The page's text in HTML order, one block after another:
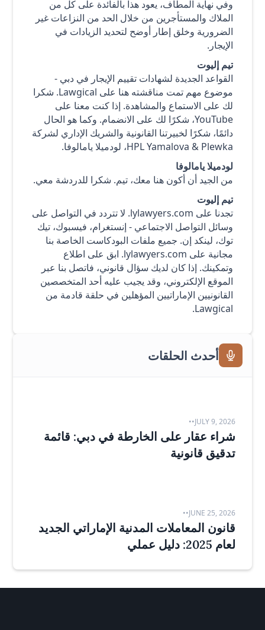
وفي نهاية المطاف، يعود هذا بالفائدة على كل من
الملاك والمستأجرين من خلال الحد من النزاعات غير
الضرورية وخلق إطار أوضح لتحديد الزيادات في
الإيجار.
تيم إليوت
القواعد الجديدة لشهادات تقييم الإيجار في دبي -
موضوع مهم تمت مناقشته هنا على Lawgical. شكرا
لك على الاستماع والمشاهدة. إذا كنت معنا على
YouTube، شكرًا لك على الانضمام. وكما هو الحال
دائمًا، شكرًا لخبيرتنا القانونية والشريك الإداري لشركة
HPL Yamalova & Plewka، لودميلا يامالوفا.
لودميلا يامالوفا
من الجيد أن أكون هنا معك، تيم. شكرا للدردشة معي.
تيم إليوت
تجدنا على lylawyers.com. لا تتردد في التواصل على
وسائل التواصل الاجتماعي - إنستغرام، فيسبوك، تيك
توك، لينكد إن. جميع ملفات البودكاست الخاصة بنا
مجانية على lylawyers.com. ابق على اطلاع
وتمكينك. إذا كان لديك سؤال قانوني، فاتصل بنا عبر
الموقع الإلكتروني، وقد يجيب عليه أحد المتخصصين
القانونيين الإماراتيين المؤهلين في حلقة قادمة من
Lawgical.
أحدث الحلقات
JULY 9, 2026
•
•
شراء عقار على الخارطة في دبي: قائمة
تدقيق قانونية
JUNE 25, 2026
•
•
قانون المعاملات المدنية الإماراتي الجديد
لعام 2025: دليل عملي